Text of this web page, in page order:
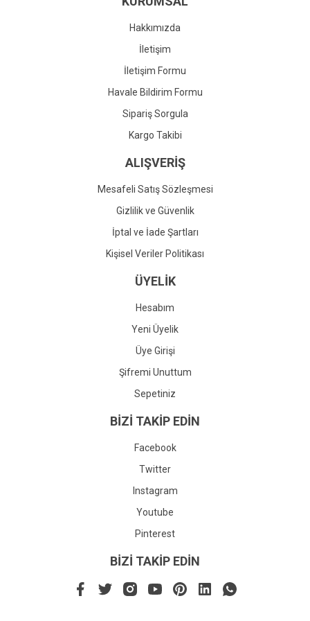
Gönder
Hakkımızda
İletişim
İletişim Formu
Havale Bildirim Formu
Sipariş Sorgula
Kargo Takibi
ALIŞVERİŞ
Mesafeli Satış Sözleşmesi
Gizlilik ve Güvenlik
İptal ve İade Şartları
Kişisel Veriler Politikası
ÜYELİK
Hesabım
Yeni Üyelik
Üye Girişi
Şifremi Unuttum
Sepetiniz
BİZİ TAKİP EDİN
Facebook
Twitter
Instagram
Youtube
Pinterest
BİZİ TAKİP EDİN